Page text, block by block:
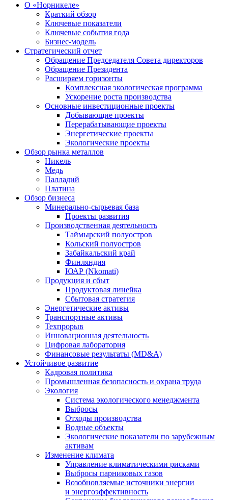
О «Норникеле»
Краткий обзор
Ключевые показатели
Ключевые события года
Бизнес-модель
Стратегический отчет
Обращение Председателя Совета директоров
Обращение Президента
Расширяем горизонты
Комплексная экологическая программа
Ускорение роста производства
Основные инвестиционные проекты
Добывающие проекты
Перерабатывающие проекты
Энергетические проекты
Экологические проекты
Обзор рынка металлов
Никель
Медь
Палладий
Платина
Обзор бизнеса
Минерально-сырьевая база
Проекты развития
Производственная деятельность
Таймырский полуостров
Кольский полуостров
Забайкальский край
Финляндия
ЮАР (Nkomati)
Продукция и сбыт
Продуктовая линейка
Сбытовая стратегия
Энергетические активы
Транспортные активы
Техпрорыв
Инновационная деятельность
Цифровая лаборатория
Финансовые результаты (MD&A)
Устойчивое развитие
Кадровая политика
Промышленная безопасность и охрана труда
Экология
Система экологического менеджмента
Выбросы
Отходы производства
Водные объекты
Экологические показатели по зарубежным
активам
Изменение климата
Управление климатическими рисками
Выбросы парниковых газов
Возобновляемые источники энергии
и энергоэффективность